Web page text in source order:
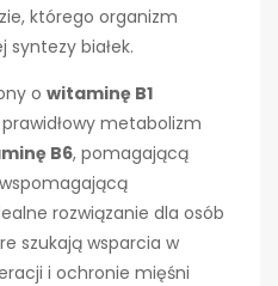
którego organizm
białek.
o witaminę B1
metabolizm
B6, pomagającą
rozwiązanie dla osób
szukają wsparcia w
i ochronie mięśni